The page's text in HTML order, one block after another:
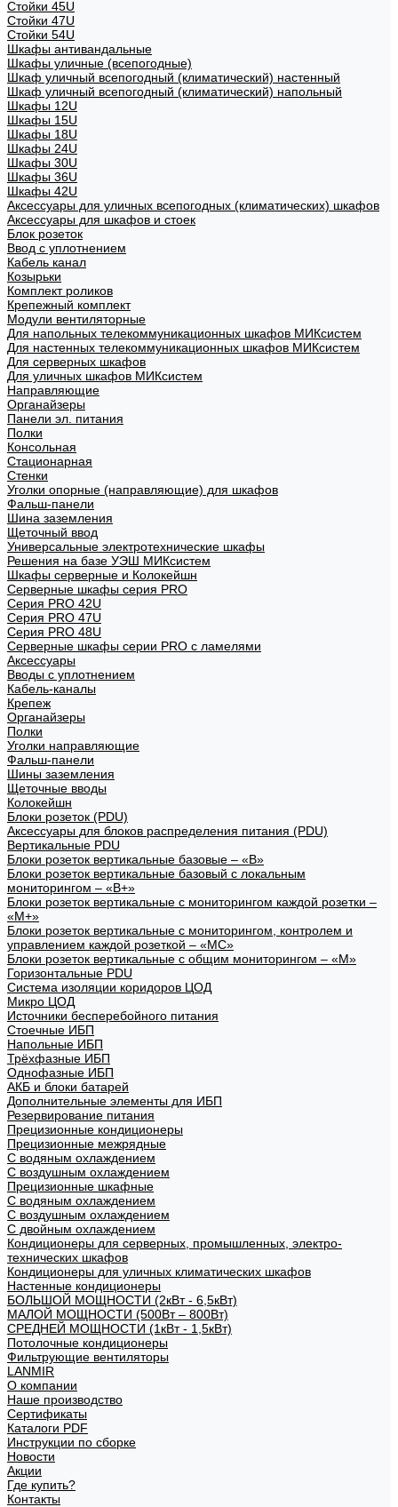
Стойки 45U
Стойки 47U
Стойки 54U
Шкафы антивандальные
Шкафы уличные (всепогодные)
Шкаф уличный всепогодный (климатический) настенный
Шкаф уличный всепогодный (климатический) напольный
Шкафы 12U
Шкафы 15U
Шкафы 18U
Шкафы 24U
Шкафы 30U
Шкафы 36U
Шкафы 42U
Аксессуары для уличных всепогодных (климатических) шкафов
Аксессуары для шкафов и стоек
Блок розеток
Ввод с уплотнением
Кабель канал
Козырьки
Комплект роликов
Крепежный комплект
Модули вентиляторные
Для напольных телекоммуникационных шкафов МИКсистем
Для настенных телекоммуникационных шкафов МИКсистем
Для серверных шкафов
Для уличных шкафов МИКсистем
Направляющие
Органайзеры
Панели эл. питания
Полки
Консольная
Стационарная
Стенки
Уголки опорные (направляющие) для шкафов
Фальш-панели
Шина заземления
Щеточный ввод
Универсальные электротехнические шкафы
Решения на базе УЭШ МИКсистем
Шкафы серверные и Колокейшн
Серверные шкафы серия PRO
Серия PRO 42U
Серия PRO 47U
Серия PRO 48U
Серверные шкафы серии PRO с ламелями
Аксессуары
Вводы с уплотнением
Кабель-каналы
Крепеж
Органайзеры
Полки
Уголки направляющие
Фальш-панели
Шины заземления
Щеточные вводы
Колокейшн
Блоки розеток (PDU)
Аксессуары для блоков распределения питания (PDU)
Вертикальные PDU
Блоки розеток вертикальные базовые – «В»
Блоки розеток вертикальные базовый с локальным
мониторингом – «В+»
Блоки розеток вертикальные с мониторингом каждой розетки –
«М+»
Блоки розеток вертикальные с мониторингом, контролем и
управлением каждой розеткой – «МС»
Блоки розеток вертикальные с общим мониторингом – «М»
Горизонтальные PDU
Система изоляции коридоров ЦОД
Микро ЦОД
Источники бесперебойного питания
Стоечные ИБП
Напольные ИБП
Трёхфазные ИБП
Однофазные ИБП
АКБ и блоки батарей
Дополнительные элементы для ИБП
Резервирование питания
Прецизионные кондиционеры
Прецизионные межрядные
С водяным охлаждением
С воздушным охлаждением
Прецизионные шкафные
С водяным охлаждением
С воздушным охлаждением
С двойным охлаждением
Кондиционеры для серверных, промышленных, электро-
технических шкафов
Кондиционеры для уличных климатических шкафов
Настенные кондиционеры
БОЛЬШОЙ МОЩНОСТИ (2кВт - 6,5кВт)
МАЛОЙ МОЩНОСТИ (500Вт – 800Вт)
СРЕДНЕЙ МОЩНОСТИ (1кВт - 1,5кВт)
Потолочные кондиционеры
Фильтрующие вентиляторы
LANMIR
О компании
Наше производство
Сертификаты
Каталоги PDF
Инструкции по сборке
Новости
Акции
Где купить?
Контакты